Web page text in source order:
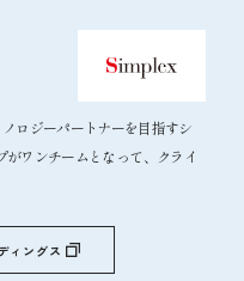
ロジーパートナーを目指すシ
ワンチームとなって、クライ
ィングス